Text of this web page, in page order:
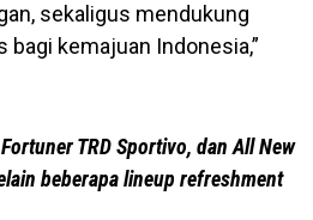
sekaligus mendukung
kemajuan Indonesia,”
TRD Sportivo, dan All New
beberapa lineup refreshment